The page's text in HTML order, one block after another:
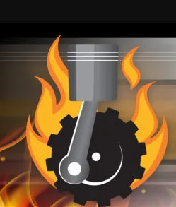
Nederlandse
De meest krachtige modelbouwsport ter